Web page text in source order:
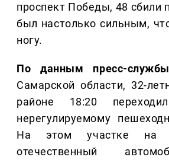
проспект Победы, 48 сбили
был настолько сильным,
ногу.
По данным пресс-
Самарской области, 32-
районе 18:20
нерегулируемому
На этом участке на
отечественный